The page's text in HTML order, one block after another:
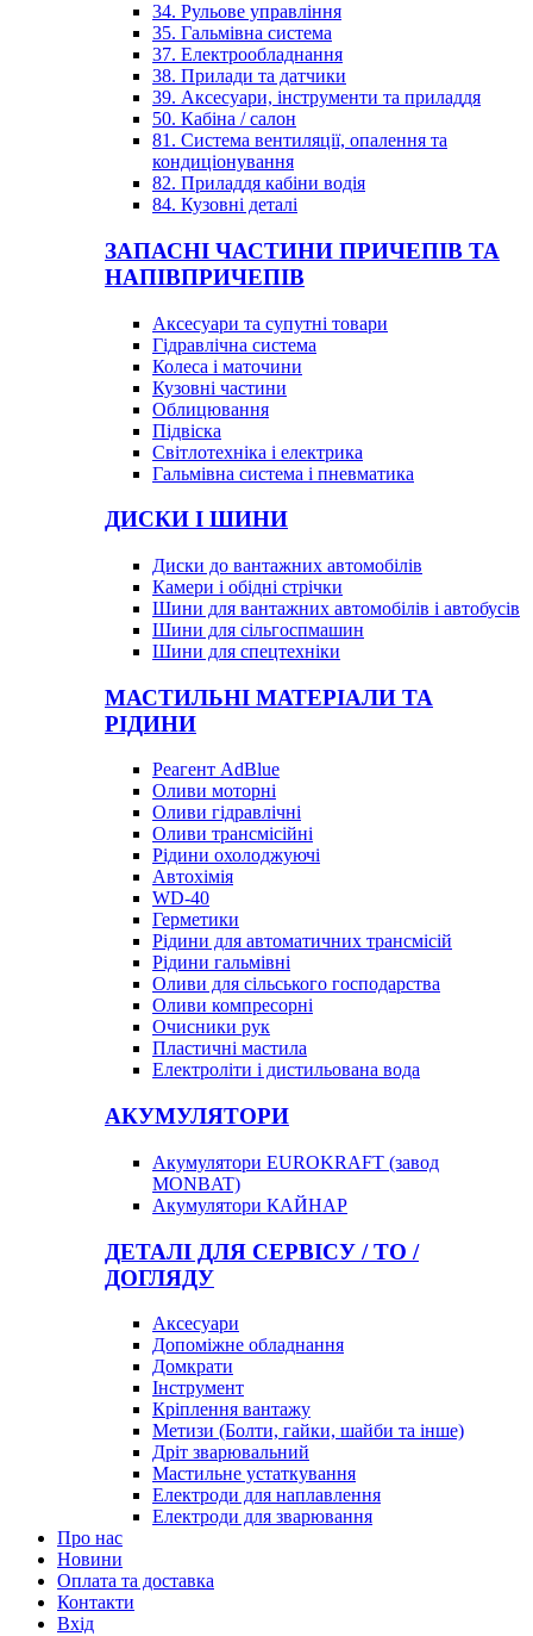
34. Рульове управління
35. Гальмівна система
37. Електрообладнання
38. Прилади та датчики
39. Аксесуари, інструменти та приладдя
50. Кабіна / салон
81. Система вентиляції, опалення та
кондиціонування
82. Приладдя кабіни водія
84. Кузовні деталі
ЗАПАСНІ ЧАСТИНИ ПРИЧЕПІВ ТА
НАПІВПРИЧЕПІВ
Аксесуари та супутні товари
Гідравлічна система
Колеса і маточини
Кузовні частини
Облицювання
Підвіска
Світлотехніка і електрика
Гальмівна система і пневматика
ДИСКИ І ШИНИ
Диски до вантажних автомобілів
Камери і обідні стрічки
Шини для вантажних автомобілів і автобусів
Шини для сільгоспмашин
Шини для спецтехніки
МАСТИЛЬНІ МАТЕРІАЛИ ТА
РІДИНИ
Реагент AdBlue
Оливи моторні
Оливи гідравлічні
Оливи трансмісійні
Рідини охолоджуючі
Автохімія
WD-40
Герметики
Рідини для автоматичних трансмісій
Рідини гальмівні
Оливи для сільського господарства
Оливи компресорні
Очисники рук
Пластичні мастила
Електроліти і дистильована вода
АКУМУЛЯТОРИ
Акумулятори EUROKRAFT (завод
MONBAT)
Акумулятори КАЙНАР
ДЕТАЛІ ДЛЯ СЕРВІСУ / ТО /
ДОГЛЯДУ
Аксесуари
Допоміжне обладнання
Домкрати
Інструмент
Кріплення вантажу
Метизи (Болти, гайки, шайби та інше)
Дріт зварювальний
Мастильне устаткування
Електроди для наплавлення
Електроди для зварювання
Про нас
Новини
Оплата та доставка
Контакти
Вхiд